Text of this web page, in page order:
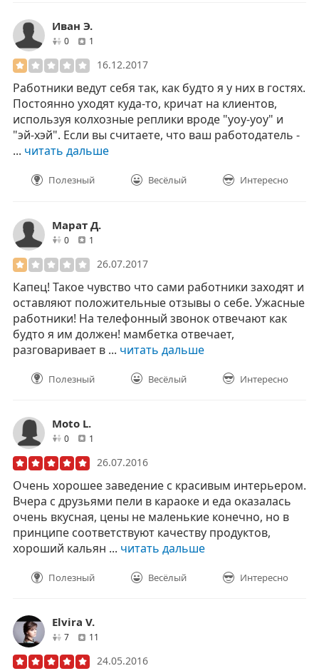
Иван Э.
0друзей1
16.12.2017
Работники ведут себя так, как будто я у них в гостях.
Постоянно уходят куда-то, кричат на клиентов,
используя колхозные реплики вроде "уоу-уоу" и
"эй-хэй". Если вы считаете, что ваш работодатель -
... читать дальше
Полезный Весёлый Интересно
Марат Д.
0друзей1
26.07.2017
Капец! Такое чувство что сами работники заходят и
оставляют положительные отзывы о себе. Ужасные
работники! На телефонный звонок отвечают как
будто я им должен! мамбетка отвечает,
разговаривает в ... читать дальше
Полезный Весёлый Интересно
Moto L.
0друзей1
26.07.2016
Очень хорошее заведение с красивым интерьером.
Вчера с друзьями пели в караоке и еда оказалась
очень вкусная, цены не маленькие конечно, но в
принципе соответствуют качеству продуктов,
хороший кальян ... читать дальше
Полезный Весёлый Интересно
Elvira V.
7друзей
11
24.05.2016